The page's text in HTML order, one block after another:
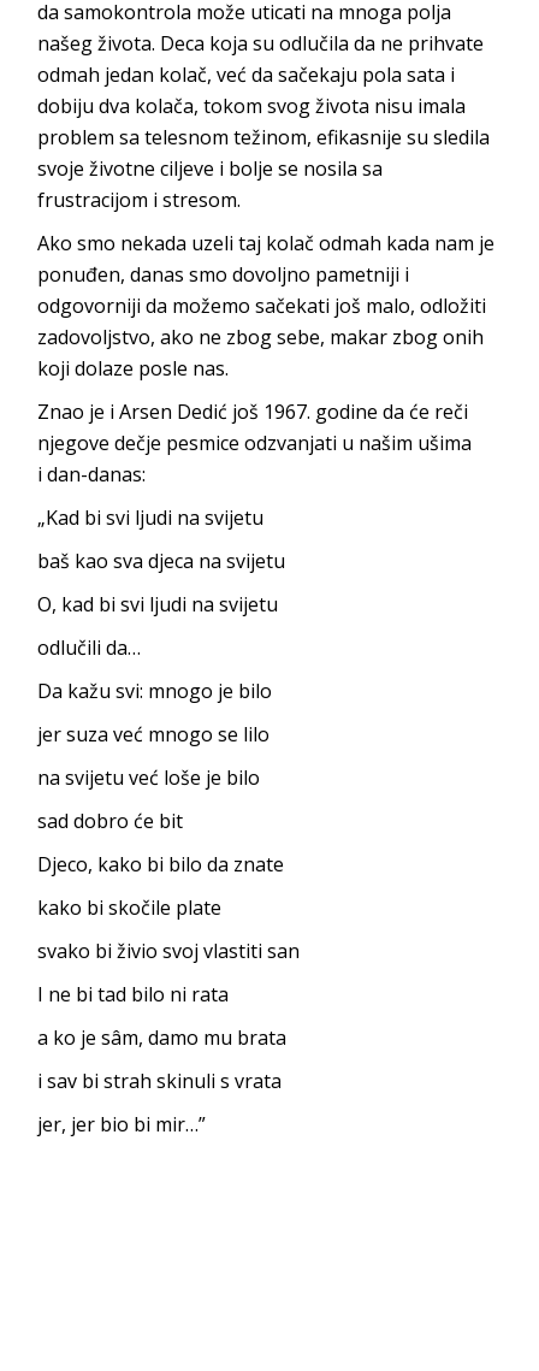
da samokontrola može uticati na mnoga polja
našeg života. Deca koja su odlučila da ne prihvate
odmah jedan kolač, već da sačekaju pola sata i
dobiju dva kolača, tokom svog života nisu imala
problem sa telesnom težinom, efikasnije su sledila
svoje životne ciljeve i bolje se nosila sa
frustracijom i stresom.
Ako smo nekada uzeli taj kolač odmah kada nam je
ponuđen, danas smo dovoljno pametniji i
odgovorniji da možemo sačekati još malo, odložiti
zadovoljstvo, ako ne zbog sebe, makar zbog onih
koji dolaze posle nas.
Znao je i Arsen Dedić još 1967. godine da će reči
njegove dečje pesmice odzvanjati u našim ušima
idan-danas:
„Kad bi svi ljudi na svijetu
baš kao sva djeca na svijetu
O, kad bi svi ljudi na svijetu
odlučili da…
Da kažu svi: mnogo je bilo
jer suza već mnogo se lilo
na svijetu već loše je bilo
sad dobro će bit
Djeco, kako bi bilo da znate
kako bi skočile plate
svako bi živio svoj vlastiti san
I ne bi tad bilo ni rata
a ko je sâm, damo mu brata
i sav bi strah skinuli s vrata
jer, jer bio bi mir…”